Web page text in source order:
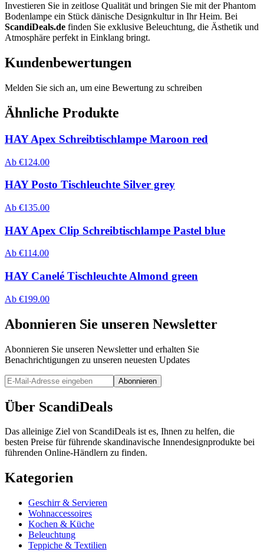
Investieren Sie in zeitlose Qualität und bringen Sie mit der Phantom
Bodenlampe ein Stück dänische Designkultur in Ihr Heim. Bei
ScandiDeals.de finden Sie exklusive Beleuchtung, die Ästhetik und
Atmosphäre perfekt in Einklang bringt.
Kundenbewertungen
Melden Sie sich an, um eine Bewertung zu schreiben
Ähnliche Produkte
HAY Apex Schreibtischlampe Maroon red
Ab €124.00
HAY Posto Tischleuchte Silver grey
Ab €135.00
HAY Apex Clip Schreibtischlampe Pastel blue
Ab €114.00
HAY Canelé Tischleuchte Almond green
Ab €199.00
Abonnieren Sie unseren Newsletter
Abonnieren Sie unseren Newsletter und erhalten Sie
Benachrichtigungen zu unseren neuesten Updates
Abonnieren
Über ScandiDeals
Das alleinige Ziel von ScandiDeals ist es, Ihnen zu helfen, die
besten Preise für führende skandinavische Innendesignprodukte bei
führenden Online-Händlern zu finden.
Kategorien
Geschirr & Servieren
Wohnaccessoires
Kochen & Küche
Beleuchtung
Teppiche & Textilien